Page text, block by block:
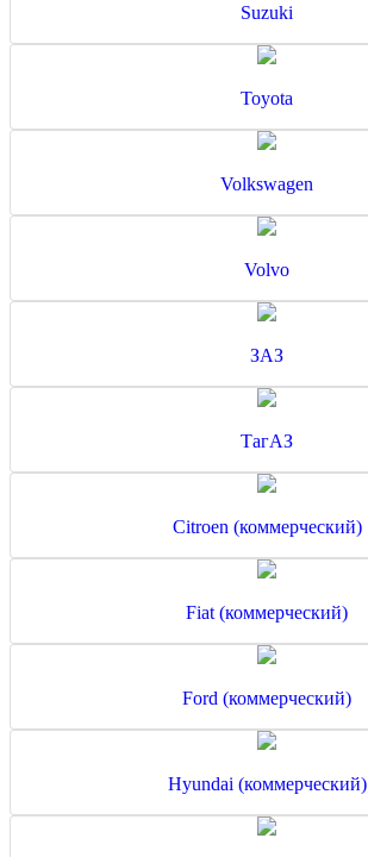
Suzuki
Toyota
Volkswagen
Volvo
ЗАЗ
ТагАЗ
Citroen (коммерческий)
Fiat (коммерческий)
Ford (коммерческий)
Hyundai (коммерческий)